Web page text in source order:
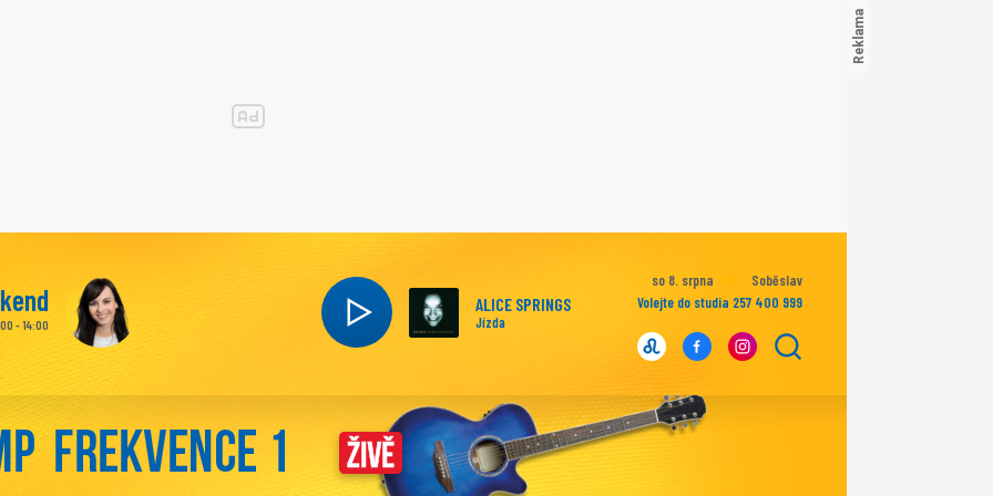
ALICE SPRINGS
Jízda
- 14:00
so 8. srpna
Soběslav
Volejte do studia 257 400 999